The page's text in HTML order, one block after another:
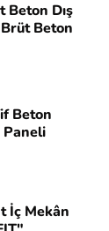
Beton Dış
Beton
Beton
Paneli
İç Mekân